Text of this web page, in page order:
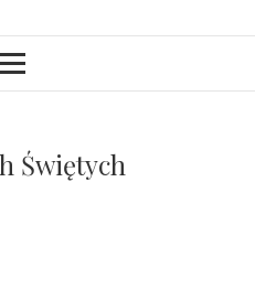
Świętych